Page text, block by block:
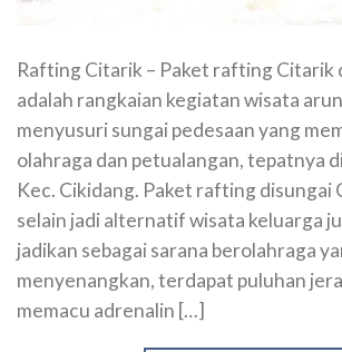
Rafting Citarik – Paket rafting Citarik
adalah rangkaian kegiatan wisata
menyusuri sungai pedesaan yang
olahraga dan petualangan, tepatnya
Kec. Cikidang. Paket rafting disungai
selain jadi alternatif wisata keluarga
jadikan sebagai sarana berolahraga
menyenangkan, terdapat puluhan
memacu adrenalin […]